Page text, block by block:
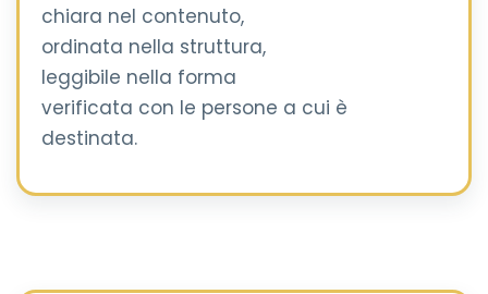
chiara nel contenuto,
ordinata nella struttura,
leggibile nella forma
verificata con le persone a cui è
destinata.